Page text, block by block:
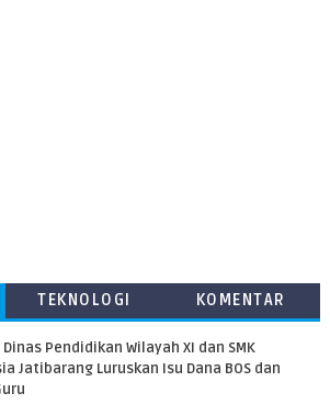
TEKNOLOGI
KOMENTAR
Pendidikan Wilayah XI dan SMK
Jatibarang Luruskan Isu Dana BOS dan